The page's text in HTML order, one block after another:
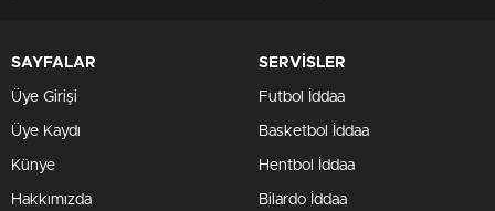
SAYFALAR
Üye Girişi
Üye Kaydı
Künye
Hakkımızda
SERVİSLER
Futbol İddaa
Basketbol İddaa
Hentbol İddaa
Bilardo İddaa